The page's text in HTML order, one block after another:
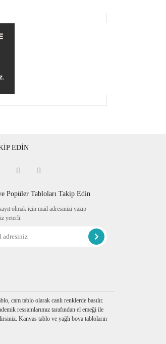
EDİN
Popüler Tabloları Takip Edin
olmak için mail adresinizi yazıp
yeterli.
cam tablo olarak canlı renklerde basılır.
ressamlarımız tarafından el emeği ile
Kanvas tablo ve yağlı boya tabloların